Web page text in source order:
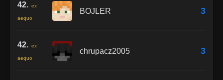
42. ex
aequo
BOJLER 3
42. ex
aequo
chrupacz2005 3